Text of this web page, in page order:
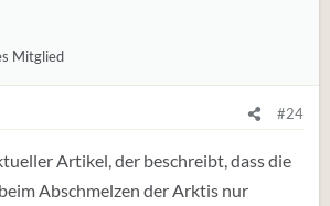
Mitglied
#24
Artikel, der beschreibt, dass die
Abschmelzen der Arktis nur